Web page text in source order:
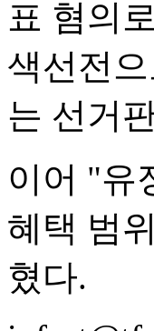
표 혐의
색선전
는 선거
이어 "유
혜택 범
혔다.